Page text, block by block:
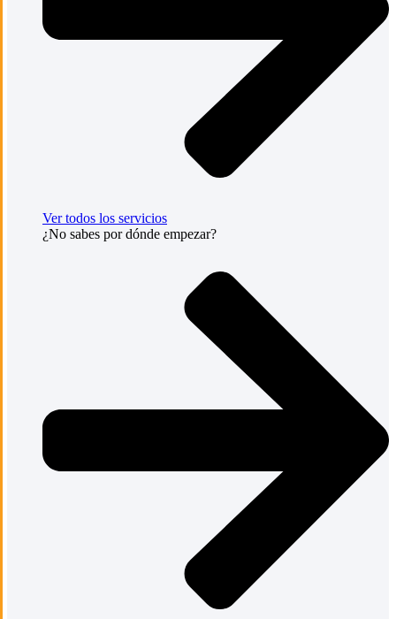
Ver todos los servicios
¿No sabes por dónde empezar?